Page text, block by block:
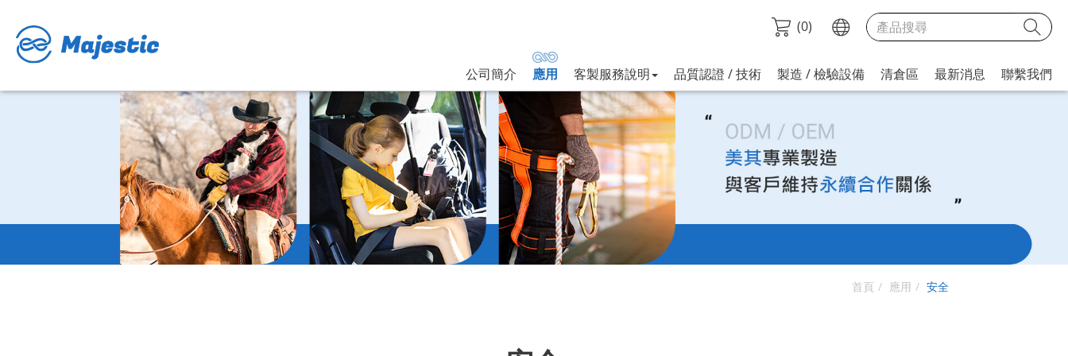
(0)
公司簡介 應用 客製服務說明 品質認證 / 技術 製造 / 檢驗設備 清倉區 最新消息 聯繫我們
首頁 應用 安全